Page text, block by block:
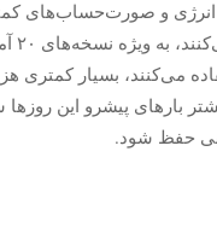
و صورت‌حساب‌های کمتر
می‌کنند.
می‌کنند، بسیار کمتری
بارهای پیشرو این روزها
حفظ شود.